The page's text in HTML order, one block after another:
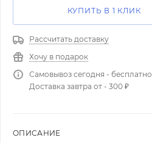
КУПИТЬ В 1 КЛИК
Рассчитать доставку
Хочу в подарок
Самовывоз сегодня - бесплатно
Доставка завтра от - 300 ₽
ОПИСАНИЕ